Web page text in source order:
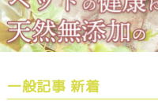
一般記事 新着